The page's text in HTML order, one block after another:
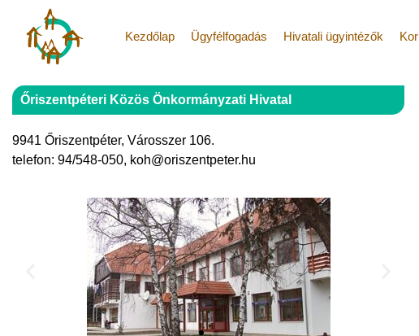
Kezdőlap Ügyfélfogadás Hivatali ügyintézők
Őriszentpéteri Közös Önkormányzati Hivatal
9941 Őriszentpéter, Városszer 106.
telefon: 94/548-050, koh@oriszentpeter.hu